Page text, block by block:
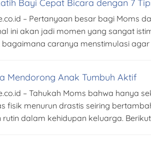
Bayi Cepat Bicara dengan 7
– Pertanyaan besar bagi Moms
ini akan jadi momen yang sangat
bagaimana caranya menstimulasi agar
Mendorong Anak Tumbuh Aktif
– Tahukah Moms bahwa hanya
fisik menurun drastis seiring
rutin dalam kehidupan keluarga.